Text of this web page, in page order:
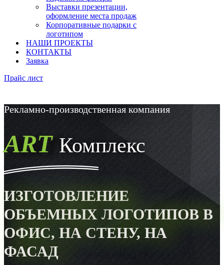
Выставки презентации,
оформление места продаж
Корпоративные подарки с
логотипом
НАШИ ПРОЕКТЫ
КОНТАКТЫ
Заявка
Прайс лист
Рекламно-производственная компания
ARTКомплекс
ИЗГОТОВЛЕНИЕ
ОБЪЕМНЫХ ЛОГОТИПОВ В
ОФИС, НА СТЕНУ, НА
ФАСАД